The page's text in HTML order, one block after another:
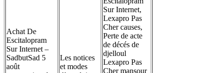
Achat De
Escitalopram
Sur Internet –
SadbutSad 5
août
Les notices
et modes
Sur Internet,
Lexapro Pas
Cher causes,
Perte de acte
de décés de
djelloul
Lexapro Pas
Cher mansour